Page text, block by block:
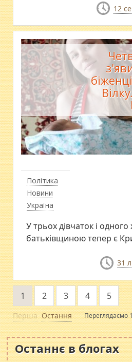
12
Політика
Новини
Україна
У трьох дівчаток і
батьківщиною тепер є
31
Перша
1 2 3 4 5
Остання Переглядаємо
Останнє в блогах